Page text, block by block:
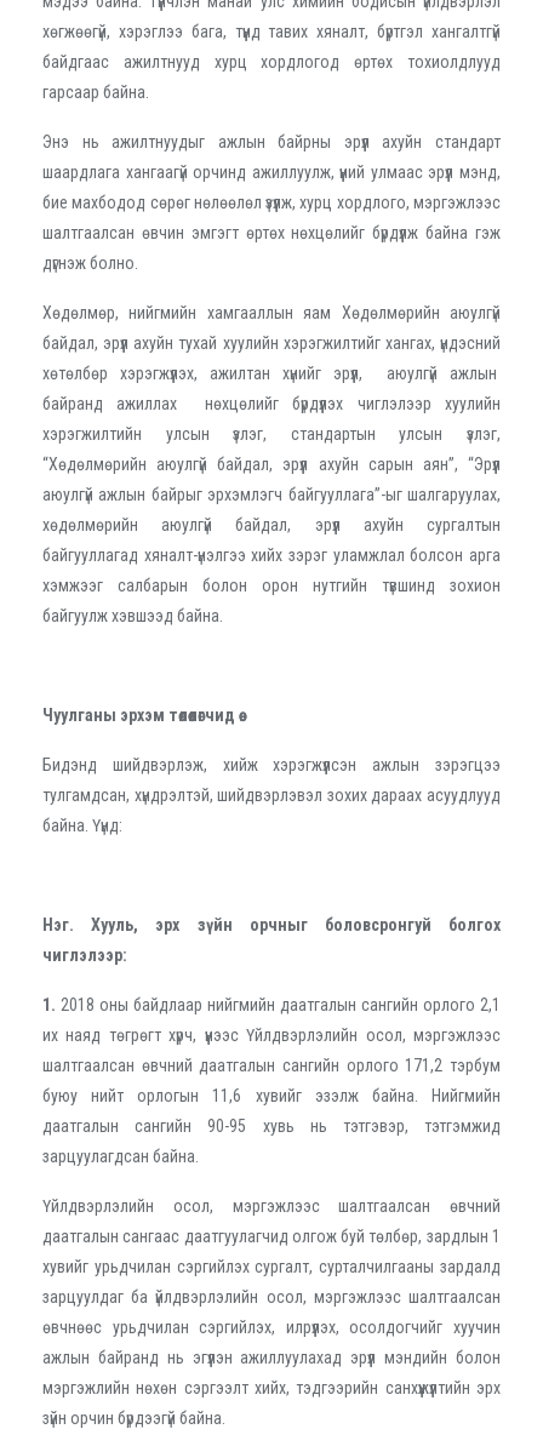
хөгжөөгүй, хэрэглээ бага, түүнд тавих хяналт, бүртгэл хангалтгүй
байдгаас ажилтнууд хурц хордлогод өртөх тохиолдлууд
гарсаар байна.
Энэ нь ажилтнуудыг ажлын байрны эрүүл ахуйн стандарт
шаардлага хангаагүй орчинд ажиллуулж, үүний улмаас эрүүл мэнд,
бие махбодод сөрөг нөлөөлөл үзүүлж, хурц хордлого, мэргэжлээс
шалтгаалсан өвчин эмгэгт өртөх нөхцөлийг бүрдүүлж байна гэж
дүгнэж болно.
Хөдөлмөр, нийгмийн хамгааллын яам Хөдөлмөрийн аюулгүй
байдал, эрүүл ахуйн тухай хуулийн хэрэгжилтийг хангах, үндэсний
хөтөлбөр хэрэгжүүлэх, ажилтан хүнийг эрүүл, аюулгүй ажлын
байранд ажиллах нөхцөлийг бүрдүүлэх чиглэлээр хуулийн
хэрэгжилтийн улсын үзлэг, стандартын улсын үзлэг,
“Хөдөлмөрийн аюулгүй байдал, эрүүл ахуйн сарын аян”, “Эрүүл
аюулгүй ажлын байрыг эрхэмлэгч байгууллага”-ыг шалгаруулах,
хөдөлмөрийн аюулгүй байдал, эрүүл ахуйн сургалтын
байгууллагад хяналт-үнэлгээ хийх зэрэг уламжлал болсон арга
хэмжээг салбарын болон орон нутгийн түвшинд зохион
байгуулж хэвшээд байна.
Чуулганы эрхэм төлөөлөгчид өө.
Бидэнд шийдвэрлэж, хийж хэрэгжүүлсэн ажлын зэрэгцээ
тулгамдсан, хүндрэлтэй, шийдвэрлэвэл зохих дараах асуудлууд
байна. Үүнд:
Нэг. Хууль, эрх зүйн орчныг боловсронгуй болгох
чиглэлээр:
1. 2018 оны байдлаар нийгмийн даатгалын сангийн орлого 2,1
их наяд төгрөгт хүрч, үүнээс Үйлдвэрлэлийн осол, мэргэжлээс
шалтгаалсан өвчний даатгалын сангийн орлого 171,2 тэрбум
буюу нийт орлогын 11,6 хувийг эзэлж байна. Нийгмийн
даатгалын сангийн 90-95 хувь нь тэтгэвэр, тэтгэмжид
зарцуулагдсан байна.
Үйлдвэрлэлийн осол, мэргэжлээс шалтгаалсан өвчний
даатгалын сангаас даатгуулагчид олгож буй төлбөр, зардлын 1
хувийг урьдчилан сэргийлэх сургалт, сурталчилгааны зардалд
зарцуулдаг ба үйлдвэрлэлийн осол, мэргэжлээс шалтгаалсан
өвчнөөс урьдчилан сэргийлэх, илрүүлэх, осолдогчийг хуучин
ажлын байранд нь эгүүлэн ажиллуулахад эрүүл мэндийн болон
мэргэжлийн нөхөн сэргээлт хийх, тэдгээрийн санхүүжүүлтийн эрх
зүйн орчин бүрдээгүй байна.